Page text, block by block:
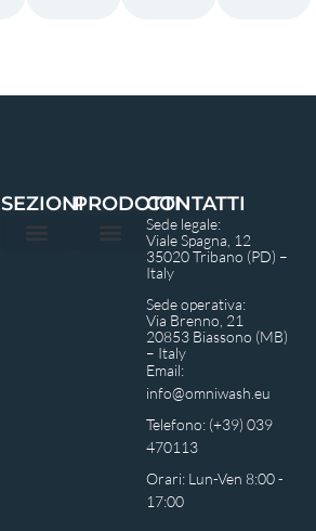
PRODOTTI
SEZIONI CONTATTI
Sede legale:
Viale Spagna, 12
35020 Tribano (PD) –
Italy
Sede operativa:
Via Brenno, 21
20853 Biassono (MB)
– Italy
Email:
info@omniwash.eu
Telefono: (+39) 039
470113
Orari: Lun-Ven 8:00 -
17:00